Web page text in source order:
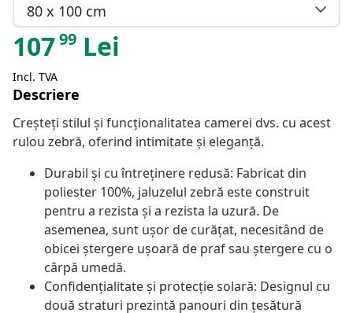
80 x 100 cm
10799 Lei
Incl. TVA
Descriere
Creșteți stilul și funcționalitatea camerei dvs. cu acest
rulou zebră, oferind intimitate și eleganță.
Durabil și cu întreținere redusă: Fabricat din
poliester 100%, jaluzelul zebră este construit
pentru a rezista și a rezista la uzură. De
asemenea, sunt ușor de curățat, necesitând de
obicei ștergere ușoară de praf sau ștergere cu o
cârpă umedă.
Confidențialitate și protecție solară: Designul cu
două straturi prezintă panouri din țesătură